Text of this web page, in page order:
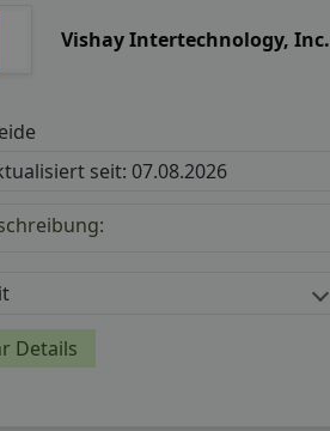
Vishay Intertechnology, Inc.
seit: 07.08.2026
Details